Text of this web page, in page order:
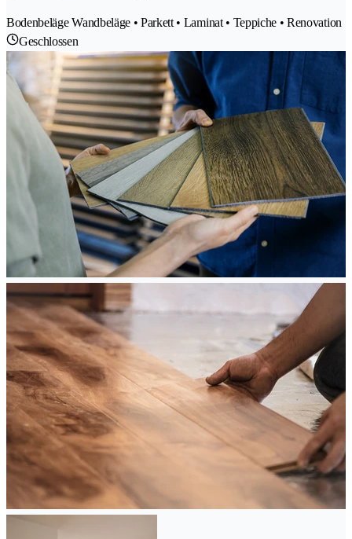
Bodenbeläge Wandbeläge • Parkett • Laminat • Teppiche • Renovation
Geschlossen